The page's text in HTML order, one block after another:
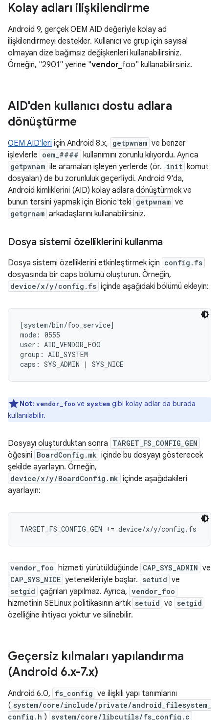
Kolay adları ilişkilendirme
Android 9, gerçek OEM AID değeriyle kolay ad
ilişkilendirmeyi destekler. Kullanıcı ve grup için sayısal
olmayan dize bağımsız değişkenleri kullanabilirsiniz.
Örneğin, "2901" yerine "vendor_ foo" kullanabilirsiniz.
AID'den kullanıcı dostu adlara
dönüştürme
OEM AID'leri için Android 8.x, getpwnam ve benzer
işlevlerle oem_#### kullanımını zorunlu kılıyordu. Ayrıca
getpwnam ile aramaları işleyen yerlerde (ör. init komut
dosyaları) de bu zorunluluk geçerliydi. Android 9'da,
Android kimliklerini (AID) kolay adlara dönüştürmek ve
bunun tersini yapmak için Bionic'teki getpwnam ve
getgrnam arkadaşlarını kullanabilirsiniz.
Dosya sistemi özelliklerini kullanma
Dosya sistemi özelliklerini etkinleştirmek için config.fs
dosyasında bir caps bölümü oluşturun. Örneğin,
device/x/y/config.fs içinde aşağıdaki bölümü ekleyin:
[system/bin/foo_service]
mode: 0555
user: AID_VENDOR_FOO
group: AID_SYSTEM
Not: vendor_ foo ve system gibi kolay adlar da burada
kullanılabilir.
Dosyayı oluşturduktan sonra TARGET_FS_CONFIG_GEN
öğesini BoardConfig.mk içinde bu dosyayı gösterecek
şekilde ayarlayın. Örneğin,
device/x/y/BoardConfig.mk içinde aşağıdakileri
ayarlayın:
vendor_ foo hizmeti yürütüldüğünde CAP_SYS_ADMIN ve
CAP_SYS_NICE yetenekleriyle başlar. setuid ve
setgid çağrıları yapılmaz. Ayrıca, vendor_ foo
hizmetinin SELinux politikasının artık setuid ve setgid
özelliğine ihtiyacı yoktur ve silinebilir.
Geçersiz kılmaları yapılandırma
(Android 6.x-7.x)
Android 6.0, fs_config ve ilişkili yapı tanımlarını
( system/core/include/private/android_filesystem_
config.h ) system/core/libcutils/fs_config.c